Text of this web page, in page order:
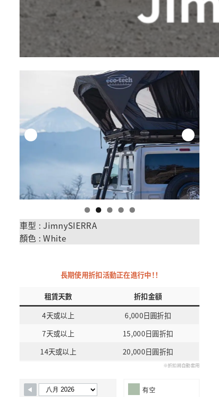
車型 : JimnySIERRA
顏色 : White
長期使用折扣活動正在進行中！！
租賃天數
折扣金額
4天或以上
6,000日圓折扣
7天或以上
15,000日圓折扣
14天或以上
20,000日圓折扣
※折扣將自動套用
Skip Booking Form
有空